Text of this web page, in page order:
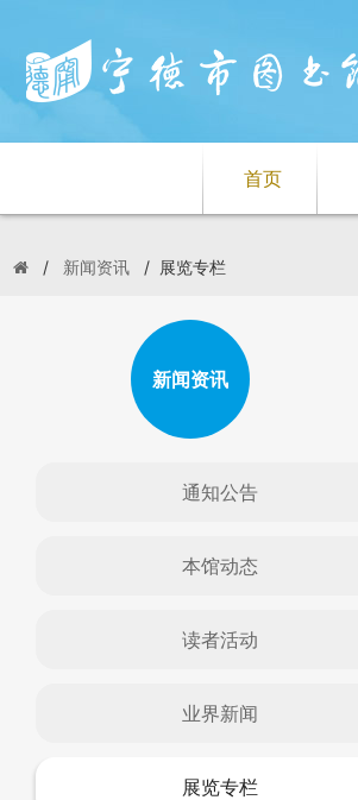
首页
/ 新闻资讯 / 展览专栏
新闻资讯
通知公告
本馆动态
读者活动
业界新闻
展览专栏